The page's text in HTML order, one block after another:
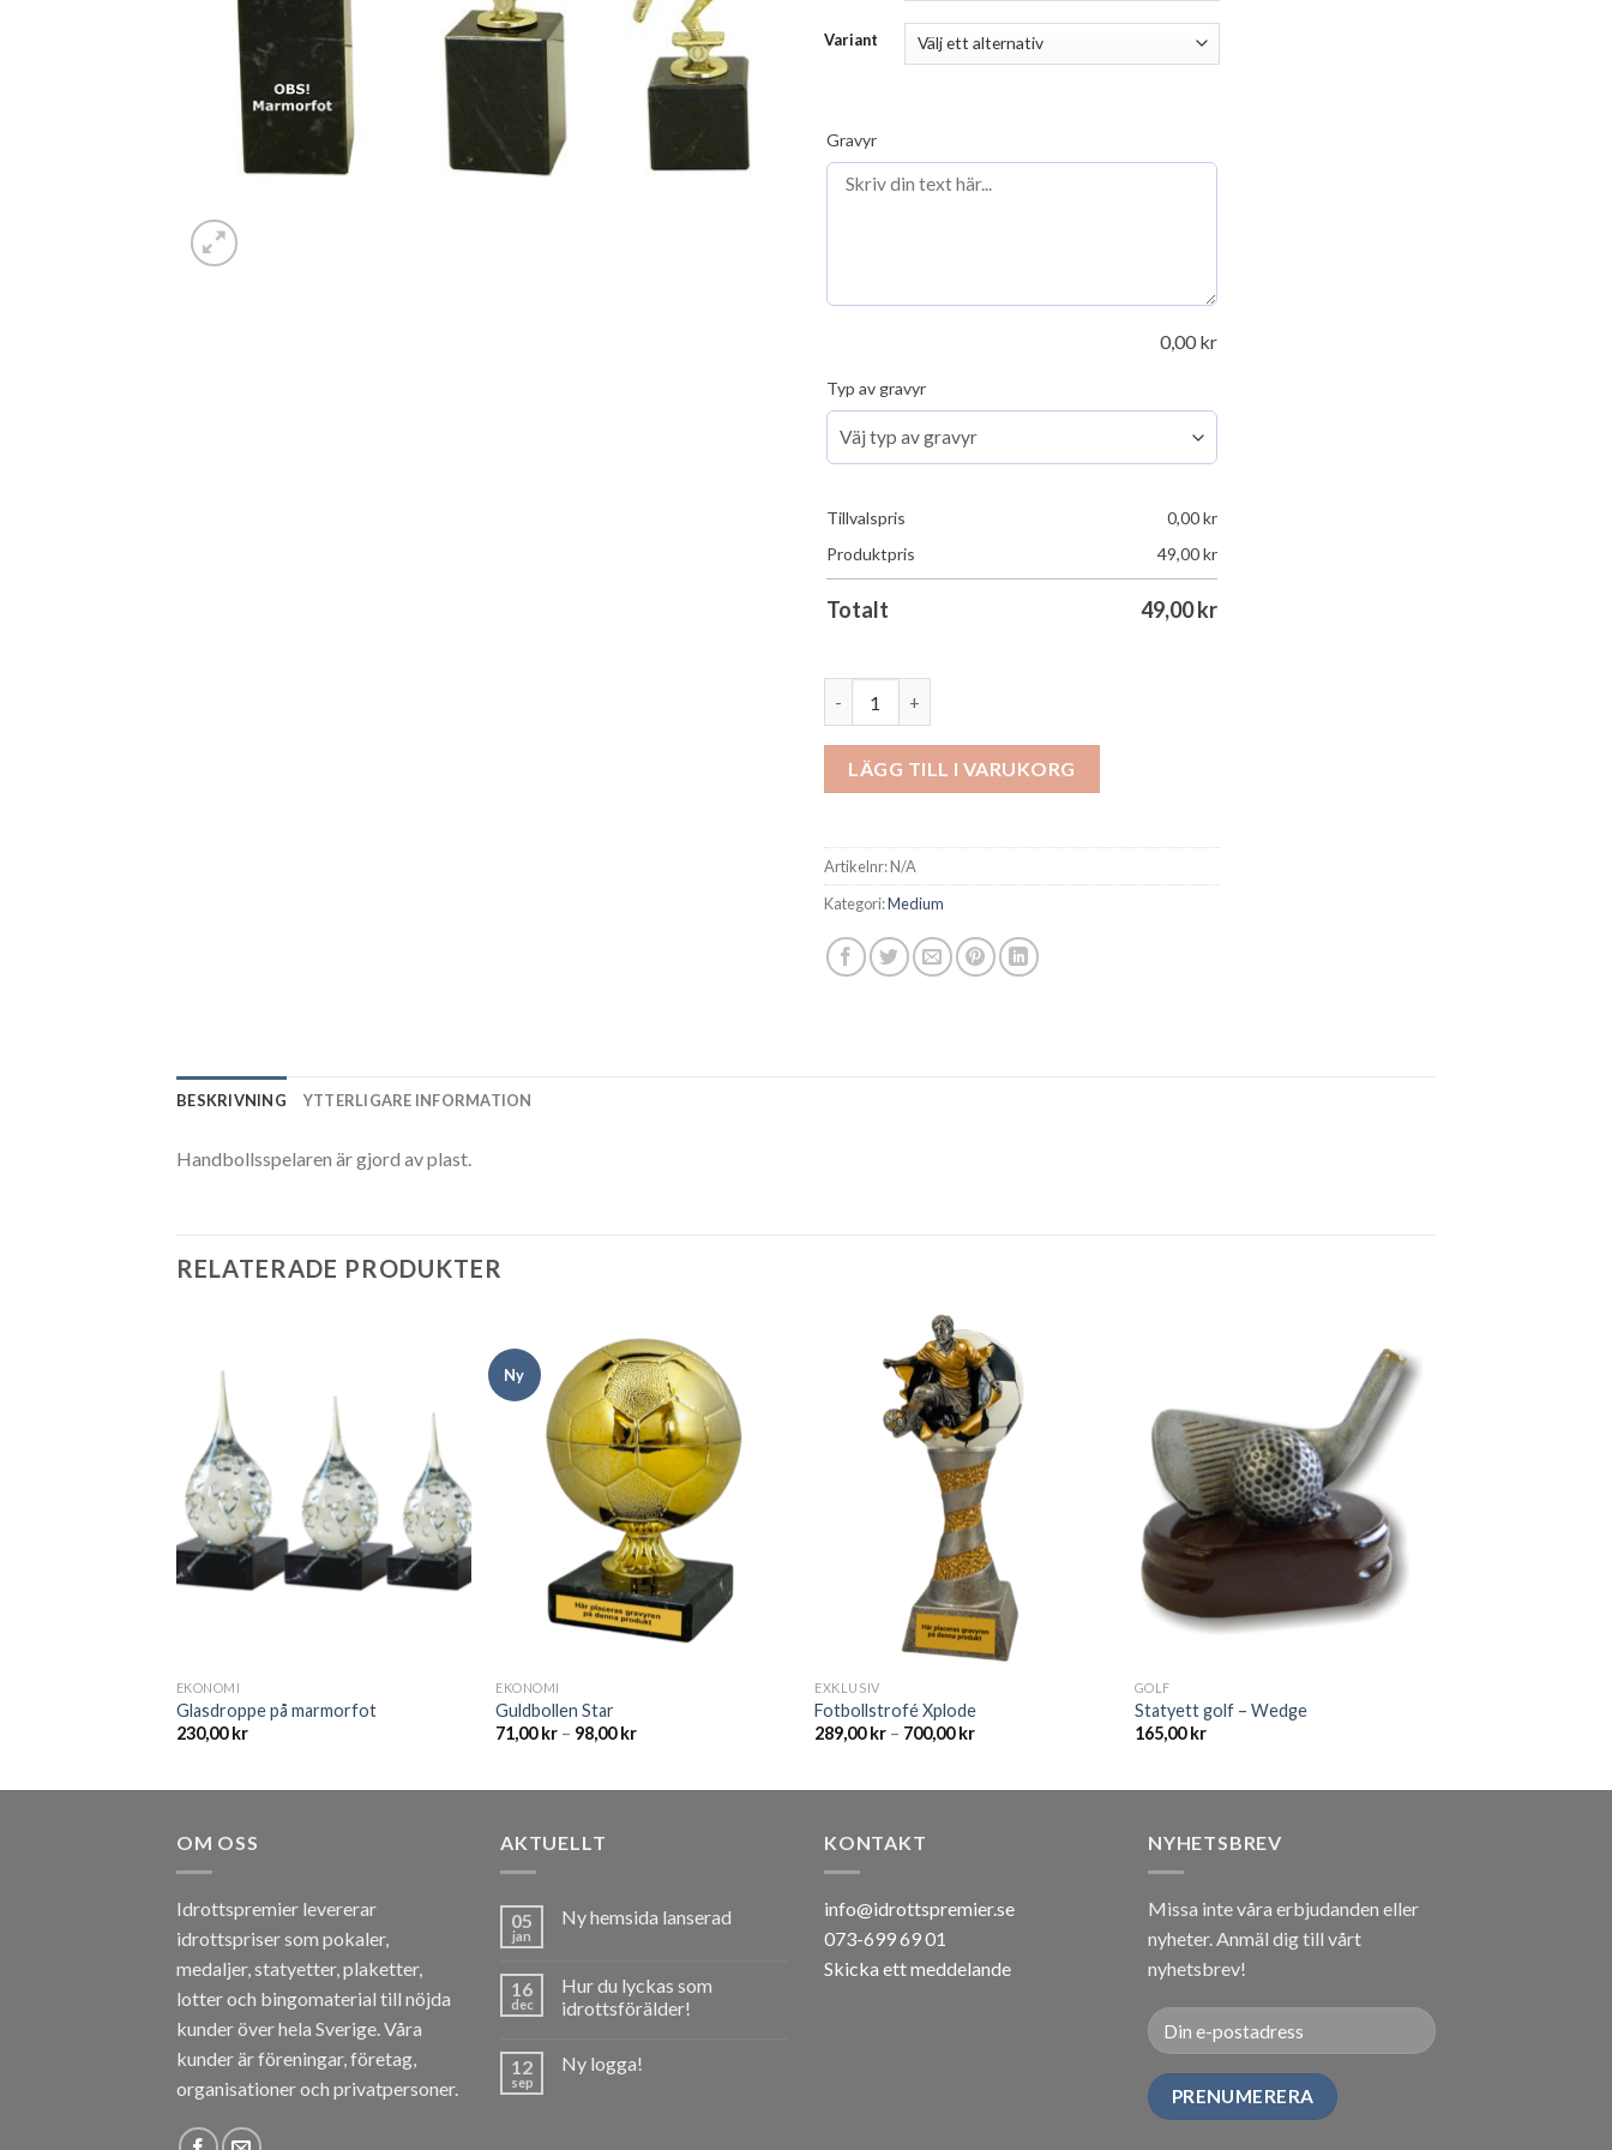
Variant
Gravyr
0,00 kr
Typ av gravyr
Tillvalspris 0,00kr
Produktpris
49,00kr
Totalt 49,00kr
LÄGG TILL I VARUKORG
Artikelnr:N/A
Kategori:Medium
BESKRIVNING YTTERLIGARE INFORMATION
Handbollsspelaren är gjord av plast.
RELATERADE PRODUKTER
EKONOMI
Glasdroppe på marmorfot
230,00kr
Ny
wishlist
EKONOMI
Guldbollen Star
71,00kr – 98,00kr
EXKLUSIV
Fotbollstrofé Xplode
289,00kr – 700,00kr
Add to
wishlist
GOLF
Statyett golf – Wedge
165,00kr
OM OSS
Idrottspremier levererar
idrottspriser som pokaler,
medaljer, statyetter, plaketter,
lotter och bingomaterial till nöjda
kunder över hela Sverige. Våra
kunder är föreningar, företag,
organisationer och privatpersoner.
AKTUELLT
05
jan
Ny hemsida lanserad
16
dec
Hur du lyckas som
idrottsförälder!
12
sep
Ny logga!
KONTAKT
info@idrottspremier.se
073-699 69 01
Skicka ett meddelande
NYHETSBREV
Missa inte våra erbjudanden eller
nyheter. Anmäl dig till vårt
nyhetsbrev!